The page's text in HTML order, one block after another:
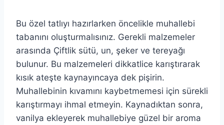
Bu özel tatlıyı hazırlarken öncelikle muhallebi
tabanını oluşturmalısınız. Gerekli malzemeler
arasında Çiftlik sütü, un, şeker ve tereyağı
bulunur. Bu malzemeleri dikkatlice karıştırarak
kısık ateşte kaynayıncaya dek pişirin.
Muhallebinin kıvamını kaybetmemesi için sürekli
karıştırmayı ihmal etmeyin. Kaynadıktan sonra,
vanilya ekleyerek muhallebiye güzel bir aroma